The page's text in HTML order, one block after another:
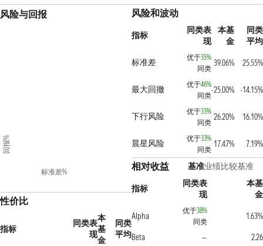
风险与回报
标准差%
回报%
性价比
指标
同类表
现
本
基
金
同类
平均
风险和波动
指标
同类表
现
本基
金
同类
平均
标准差
优于35%
同类
39.06% 25.55%
最大回撤 优于46%
同类
-25.00% -14.15%
下行风险 优于33%
同类
26.20% 16.10%
晨星风险 优于33%
同类
17.47% 7.19%
相对收益 基准业绩比较基准
指标
同类表
现
本基
金
Alpha
优于38%
同类
1.63%
Beta
—
2.26